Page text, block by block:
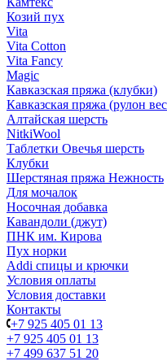
Козий пух
Vita
Vita Cotton
Vita Fancy
Magic
Кавказская пряжа (клубки)
Кавказская пряжа (рулон
Алтайская шерсть
NitkiWool
Таблетки Овечья шерсть
Клубки
Шерстяная пряжа Нежность
Для мочалок
Носочная добавка
Кавандоли (джут)
ПНК им. Кирова
Пух норки
Addi спицы и крючки
Условия оплаты
Условия доставки
Контакты
+7 925 405 01 13
+7 925 405 01 13
+7 499 637 51 20